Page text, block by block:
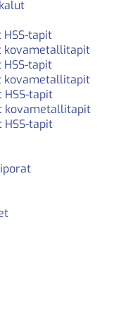
tapit
kovametallitapit
tapit
kovametallitapit
HSS-tapit
kovametallitapit
HSS-tapit